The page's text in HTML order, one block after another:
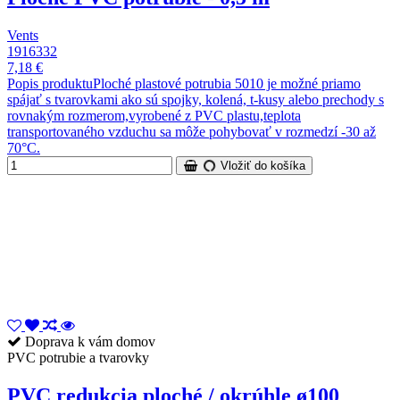
Vents
1916332
7,18 €
Popis produktuPloché plastové potrubia 5010 je možné priamo
spájať s tvarovkami ako sú spojky, kolená, t-kusy alebo prechody s
rovnakým rozmerom,vyrobené z PVC plastu,teplota
transportovaného vzduchu sa môže pohybovať v rozmedzí -30 až
70°C.
Vložiť do košíka
Doprava k vám domov
PVC potrubie a tvarovky